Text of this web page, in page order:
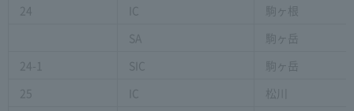
24
IC
駒ヶ根
SA
駒ヶ岳
24-1
SIC
駒ヶ岳
25
IC
松川